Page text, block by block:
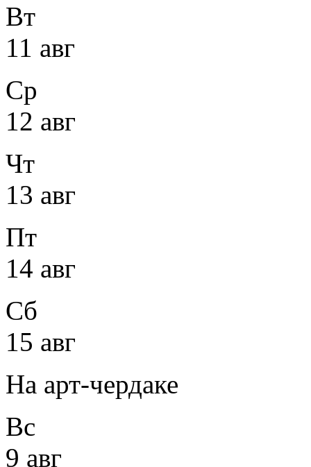
Вт
11 авг
Ср
12 авг
Чт
13 авг
Пт
14 авг
Сб
15 авг
На арт-чердаке
Вс
9 авг